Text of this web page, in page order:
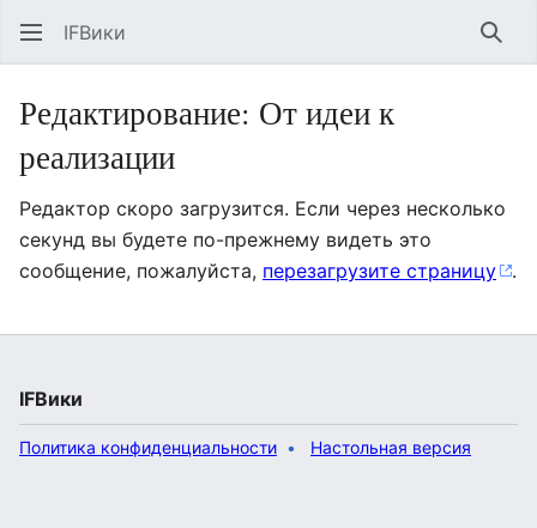
IFВики
Редактирование: От идеи к
реализации
Редактор скоро загрузится. Если через несколько
секунд вы будете по-прежнему видеть это
сообщение, пожалуйста, перезагрузите страницу .
IFВики
Политика конфиденциальности Настольная версия